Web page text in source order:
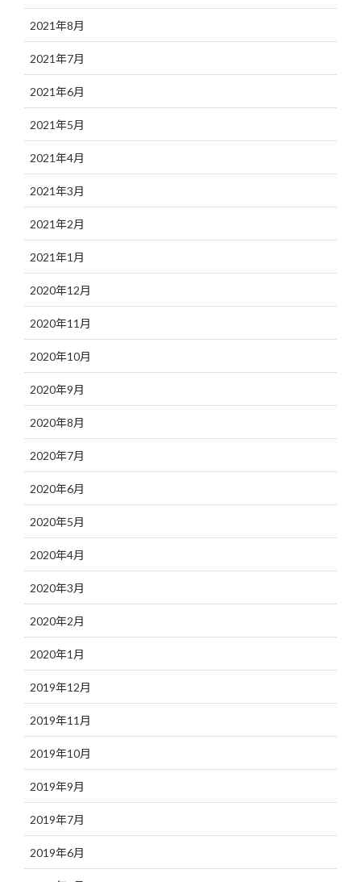
2021年8月
2021年7月
2021年6月
2021年5月
2021年4月
2021年3月
2021年2月
2021年1月
2020年12月
2020年11月
2020年10月
2020年9月
2020年8月
2020年7月
2020年6月
2020年5月
2020年4月
2020年3月
2020年2月
2020年1月
2019年12月
2019年11月
2019年10月
2019年9月
2019年7月
2019年6月